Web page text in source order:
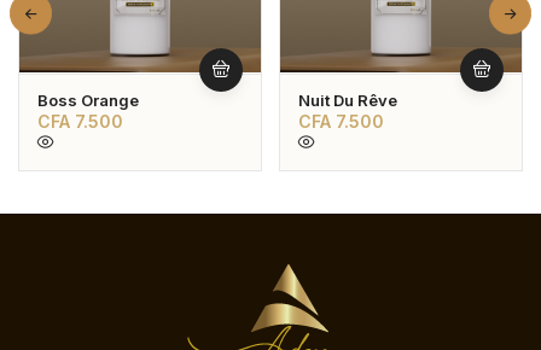
Boss Orange
CFA 7.500
Nuit Du Rêve
CFA 7.500